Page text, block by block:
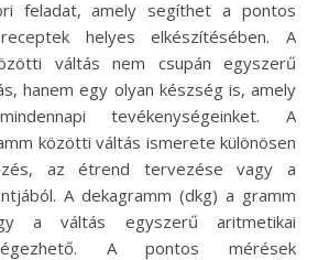
feladat, amely segíthet a pontos
helyes elkészítésében. A
váltás nem csupán egyszerű
hanem egy olyan készség is, amely
tevékenységeinket. A
közötti váltás ismerete különösen
az étrend tervezése vagy a
A dekagramm (dkg) a gramm
a váltás egyszerű aritmetikai
A pontos mérések